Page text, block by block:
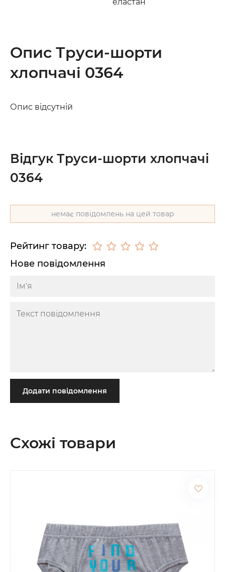
Опис Труси-шорти
хлопчачі 0364
Опис відсутній
Відгук Труси-шорти хлопчачі
0364
немає повідомлень на цей товар
Рейтинг товару:
Нове повідомлення
Додати повідомлення
Схожі товари